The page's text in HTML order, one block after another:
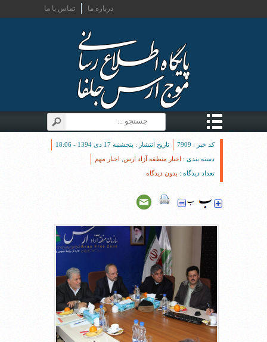
تماس با ما درباره ما
کد خبر : 7909
تاریخ انتشار : پنجشنبه 17 دی 1394 - 18:06
دسته بندی : اخبار منطقه آزاد ارس
اخبار مهم
تعداد دیدگاه : بدون دیدگاه